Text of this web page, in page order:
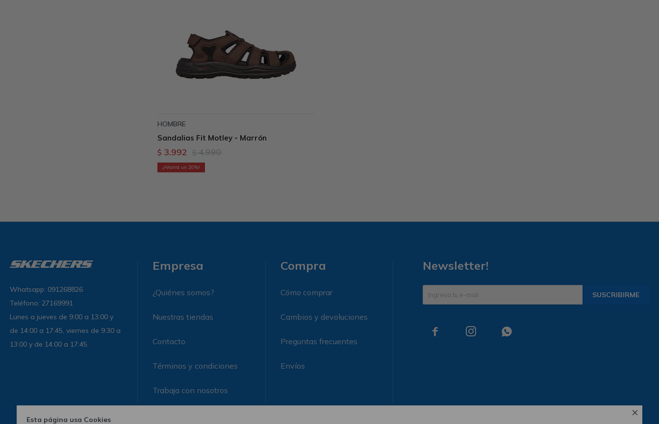

Esta página usa Cookies
HOMBRE
Sandalias Fit Motley - Marrón
$ 3.992 $ 4.990
20
Whatsapp: 091268826
Teléfono: 27169991
Lunes a jueves de 9:00 a 13:00 y
de 14:00 a 17:45, viernes de 9:30 a
13:00 y de 14:00 a 17:45.
Empresa
¿Quiénes somos?
Nuestras tiendas
Contacto
Términos y condiciones
Trabaja con nosotros
Compra
Cómo comprar
Cambios y devoluciones
Preguntas frecuentes
Envíos
Newsletter!
SUSCRIBIRME
  